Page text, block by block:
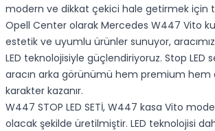
modern ve dikkat çekici hale getirmek için
Opell Center olarak Mercedes W447 Vito
estetik ve uyumlu ürünler sunuyor,
LED teknolojisiyle güçlendiriyoruz. Stop LED
aracın arka görünümü hem premium hem
karakter kazanır.
W447 STOP LED SETİ, W447 kasa Vito
olacak şekilde üretilmiştir. LED teknolojisi